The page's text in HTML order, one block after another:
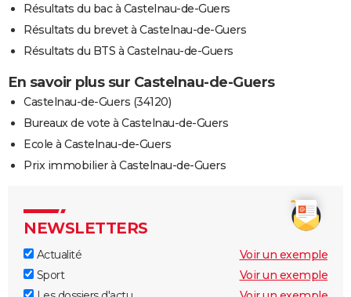
Résultats du bac à Castelnau-de-Guers
Résultats du brevet à Castelnau-de-Guers
Résultats du BTS à Castelnau-de-Guers
En savoir plus sur Castelnau-de-Guers
Castelnau-de-Guers (34120)
Bureaux de vote à Castelnau-de-Guers
Ecole à Castelnau-de-Guers
Prix immobilier à Castelnau-de-Guers
NEWSLETTERS
Actualité
Voir un exemple
Sport
Voir un exemple